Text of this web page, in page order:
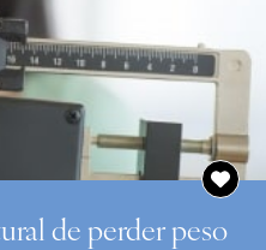
de perder peso